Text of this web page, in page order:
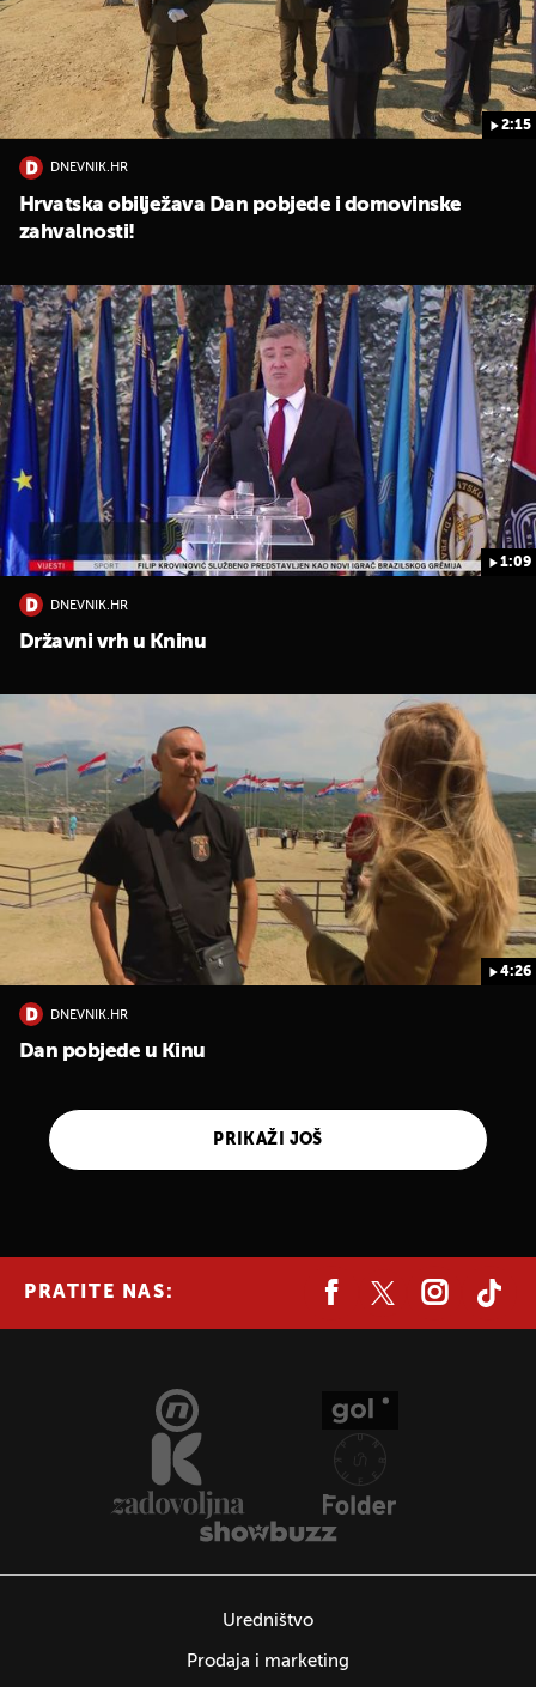
2:15
DNEVNIK.HR
Hrvatska obilježava Dan pobjede i domovinske
zahvalnosti!
1:09
DNEVNIK.HR
Državni vrh u Kninu
4:26
DNEVNIK.HR
Dan pobjede u Kinu
PRIKAŽI JOŠ
PRATITE NAS:
Uredništvo
Prodaja i marketing